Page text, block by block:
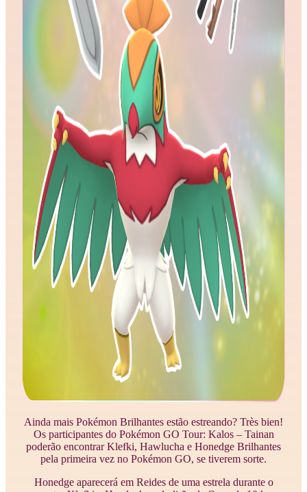
Ainda mais Pokémon Brilhantes estão estreando? Très bien!
Os participantes do Pokémon GO Tour: Kalos – Tainan
poderão encontrar Klefki, Hawlucha e Honedge Brilhantes
pela primeira vez no Pokémon GO, se tiverem sorte.
Honedge aparecerá em Reides de uma estrela durante o